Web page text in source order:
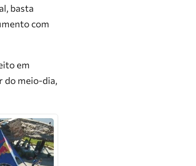
basta
com
em
do meio-dia,